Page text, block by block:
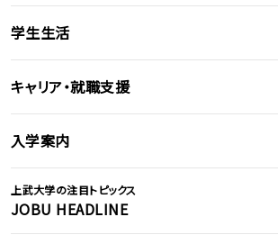
学生生活
キャリア・就職支援
入学案内
上武大学の注目トピックス
JOBU HEADLINE